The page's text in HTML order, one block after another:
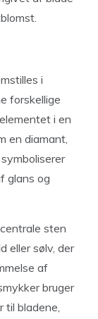
i
forskellige
i en
en diamant,
glans og
sten
eller sølv, der
af
bruger
til bladene,